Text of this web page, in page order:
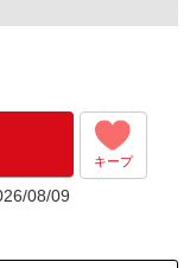
キープ
08/09